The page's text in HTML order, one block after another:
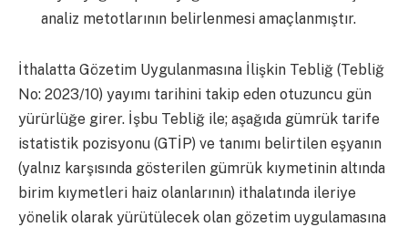
analiz metotlarının belirlenmesi amaçlanmıştır.
İthalatta Gözetim Uygulanmasına İlişkin Tebliğ (Tebliğ
No: 2023/10) yayımı tarihini takip eden otuzuncu gün
yürürlüğe girer. İşbu Tebliğ ile; aşağıda gümrük tarife
istatistik pozisyonu (GTİP) ve tanımı belirtilen eşyanın
(yalnız karşısında gösterilen gümrük kıymetinin altında
birim kıymetleri haiz olanlarının) ithalatında ileriye
yönelik olarak yürütülecek olan gözetim uygulamasına